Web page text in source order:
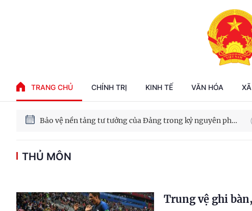
TRANG CHỦ CHÍNH TRỊ KINH TẾ VĂN HÓA
100 ngày xử lý các điểm nghẽn về chuyển đổi số
Bảo vệ nền tảng tư tưởng của Đảng trong kỷ nguyên phát triển mới
Phát triển kinh tế nhà nước trong kỷ nguyên mới
THỦ MÔN
Trung vệ ghi